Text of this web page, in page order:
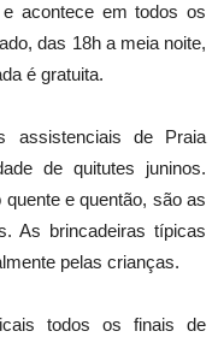
acontece em todos os
das 18h a meia noite,
é gratuita.
assistenciais de Praia
de quitutes juninos.
e quentão, são as
As brincadeiras típicas
pelas crianças.
todos os finais de